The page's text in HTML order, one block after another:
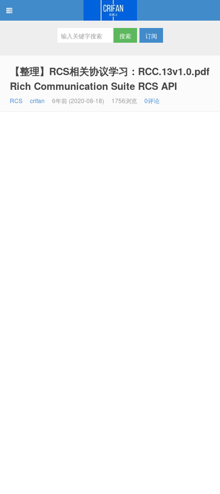
订阅
【整理】RCS相关协议学习：RCC.13v1.0.pdf
Rich Communication Suite RCS API
RCS crifan 6年前 (2020-08-18) 1756浏览 0评论